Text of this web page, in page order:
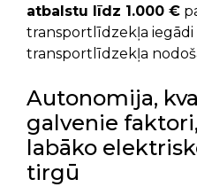
atbalstu līdz 1.000 €
transportlīdzekļa iegādi
transportlīdzekļa
Autonomija,
galvenie
labāko
tirgū